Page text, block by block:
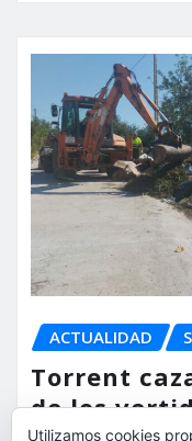
ACTUALIDAD
Torrent
de los
Utilizamos cookies